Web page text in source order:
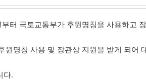
터 국토교통부가 후원명칭을 사용하고
명칭 사용 및 장관상 지원을 받게 되어
다.